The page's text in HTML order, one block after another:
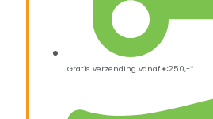
Gratis verzending vanaf €250,-*